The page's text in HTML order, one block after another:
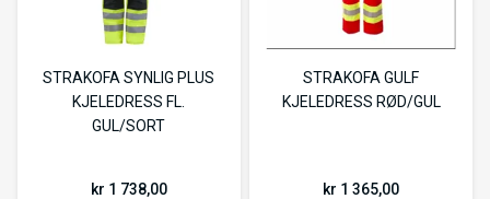
STRAKOFA SYNLIG PLUS
KJELEDRESS FL.
GUL/SORT
kr 1 738,00
STRAKOFA GULF
KJELEDRESS RØD/GUL
kr 1 365,00